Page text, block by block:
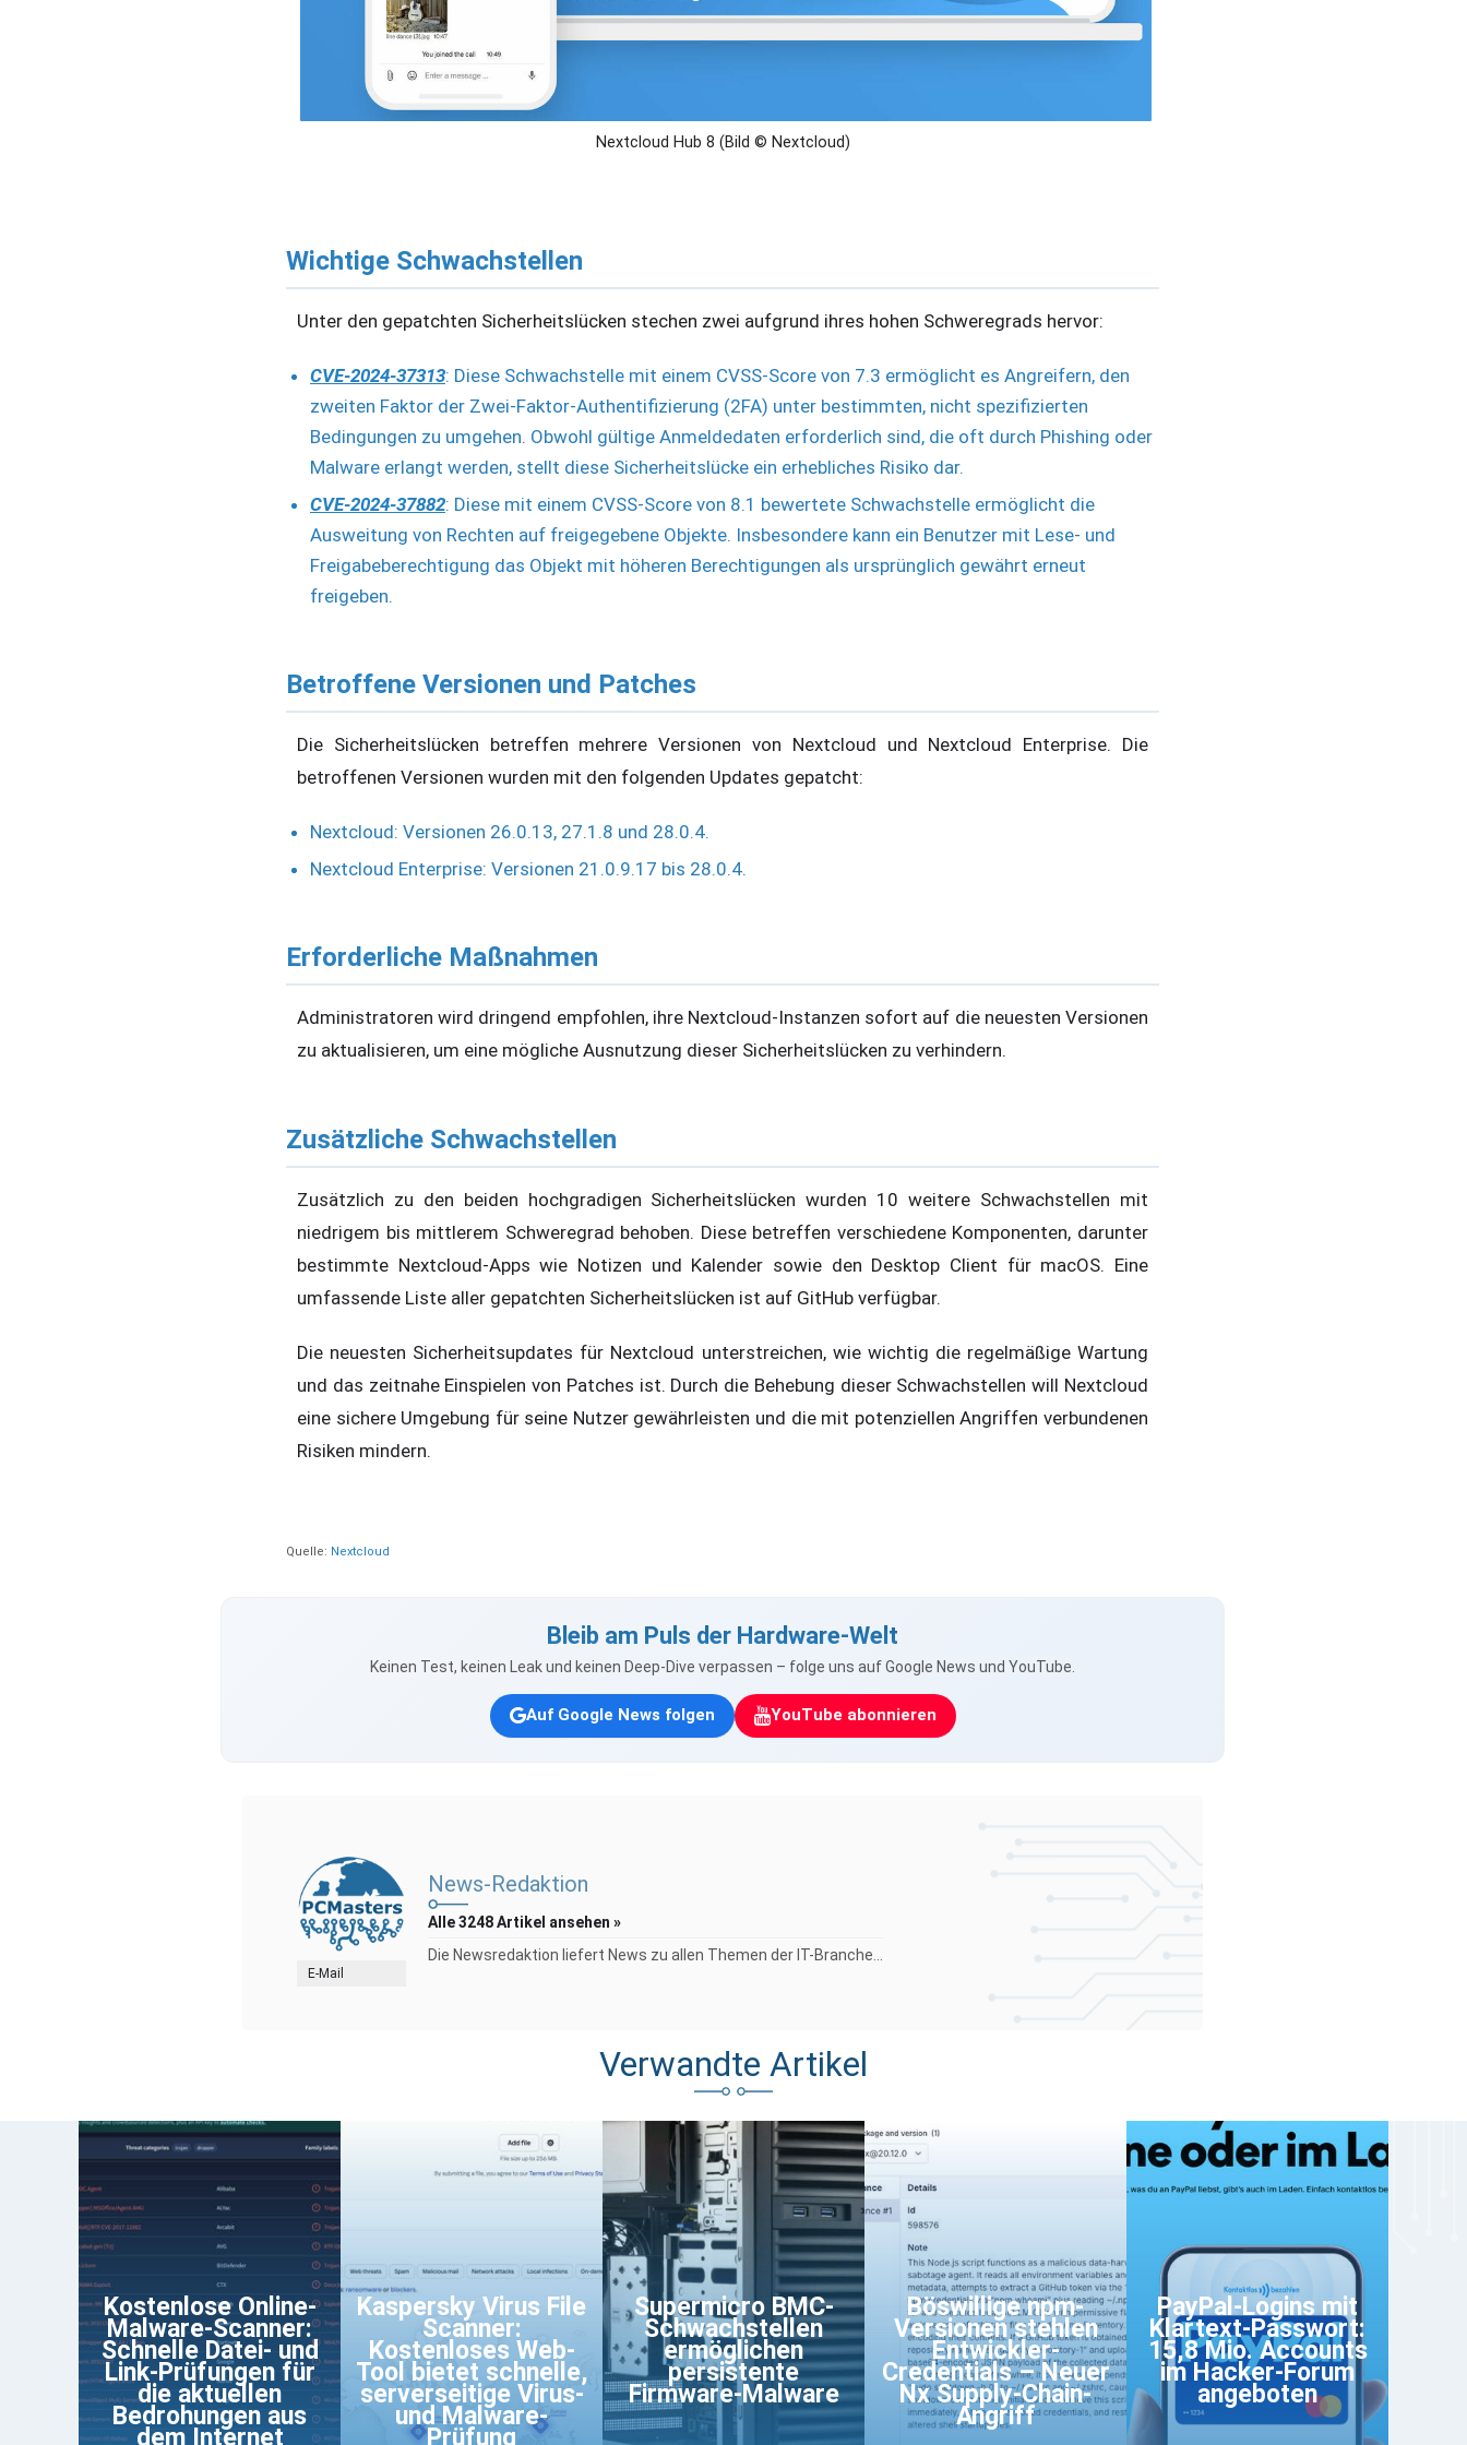
Nextcloud Hub 8 (Bild © Nextcloud)
Wichtige Schwachstellen
Unter den gepatchten Sicherheitslücken stechen zwei aufgrund ihres hohen Schweregrads hervor:
CVE-2024-37313: Diese Schwachstelle mit einem CVSS-Score von 7.3 ermöglicht es Angreifern, den
zweiten Faktor der Zwei-Faktor-Authentifizierung (2FA) unter bestimmten, nicht spezifizierten
Bedingungen zu umgehen. Obwohl gültige Anmeldedaten erforderlich sind, die oft durch Phishing oder
Malware erlangt werden, stellt diese Sicherheitslücke ein erhebliches Risiko dar.
CVE-2024-37882: Diese mit einem CVSS-Score von 8.1 bewertete Schwachstelle ermöglicht die
Ausweitung von Rechten auf freigegebene Objekte. Insbesondere kann ein Benutzer mit Lese- und
Freigabeberechtigung das Objekt mit höheren Berechtigungen als ursprünglich gewährt erneut
freigeben.
Betroffene Versionen und Patches
Die Sicherheitslücken betreffen mehrere Versionen von Nextcloud und Nextcloud Enterprise. Die
betroffenen Versionen wurden mit den folgenden Updates gepatcht:
Nextcloud: Versionen 26.0.13, 27.1.8 und 28.0.4.
Nextcloud Enterprise: Versionen 21.0.9.17 bis 28.0.4.
Erforderliche Maßnahmen
Administratoren wird dringend empfohlen, ihre Nextcloud-Instanzen sofort auf die neuesten Versionen
zu aktualisieren, um eine mögliche Ausnutzung dieser Sicherheitslücken zu verhindern.
Zusätzliche Schwachstellen
Zusätzlich zu den beiden hochgradigen Sicherheitslücken wurden 10 weitere Schwachstellen mit
niedrigem bis mittlerem Schweregrad behoben. Diese betreffen verschiedene Komponenten, darunter
bestimmte Nextcloud-Apps wie Notizen und Kalender sowie den Desktop Client für macOS. Eine
umfassende Liste aller gepatchten Sicherheitslücken ist auf GitHub verfügbar.
Die neuesten Sicherheitsupdates für Nextcloud unterstreichen, wie wichtig die regelmäßige Wartung
und das zeitnahe Einspielen von Patches ist. Durch die Behebung dieser Schwachstellen will Nextcloud
eine sichere Umgebung für seine Nutzer gewährleisten und die mit potenziellen Angriffen verbundenen
Risiken mindern.
Quelle: Nextcloud
Bleib am Puls der Hardware-Welt
Keinen Test, keinen Leak und keinen Deep-Dive verpassen – folge uns auf Google News und YouTube.
Auf Google News folgen YouTube abonnieren
E-Mail
News-Redaktion
Alle 3248 Artikel ansehen »
Die Newsredaktion liefert News zu allen Themen der IT-Branche...
Verwandte Artikel
Kostenlose Online-
Malware-Scanner:
Schnelle Datei- und
Link-Prüfungen für
die aktuellen
Bedrohungen aus
dem Internet
Kaspersky Virus File
Scanner:
Kostenloses Web-
Tool bietet schnelle,
serverseitige Virus-
und Malware-
Prüfung
Supermicro BMC-
Schwachstellen
ermöglichen
persistente
Firmware-Malware
Böswillige npm-
Versionen stehlen
Entwickler-
Credentials – Neuer
Nx Supply-Chain-
Angriff
PayPal-Logins mit
Klartext-Passwort:
15,8 Mio. Accounts
im Hacker-Forum
angeboten